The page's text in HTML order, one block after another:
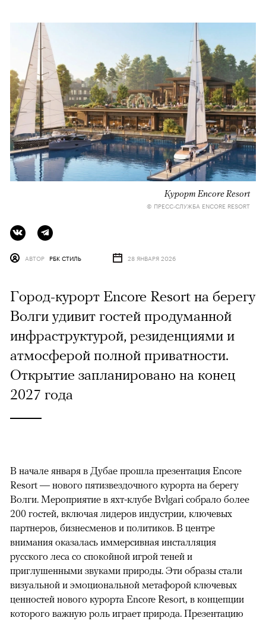
Курорт Encore Resort
© ПРЕСС-СЛУЖБА ENCORE RESORT
АВТОР РБК СТИЛЬ 28 ЯНВАРЯ 2026
Город-курорт Encore Resort на берегу
Волги удивит гостей продуманной
инфраструктурой, резиденциями и
атмосферой полной приватности.
Открытие запланировано на конец
2027 года
В начале января в Дубае прошла презентация Encore
Resort — нового пятизвездочного курорта на берегу
Волги. Мероприятие в яхт-клубе Bvlgari собрало более
200 гостей, включая лидеров индустрии, ключевых
партнеров, бизнесменов и политиков. В центре
внимания оказалась иммерсивная инсталляция
русского леса со спокойной игрой теней и
приглушенными звуками природы. Эти образы стали
визуальной и эмоциональной метафорой ключевых
ценностей нового курорта Encore Resort, в концепции
которого важную роль играет природа. Презентацию